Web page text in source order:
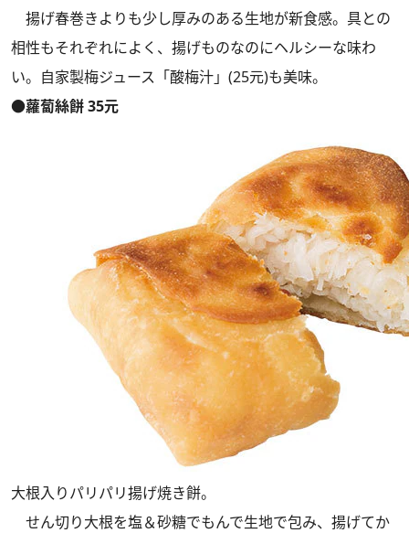
揚げ春巻きよりも少し厚みのある生地が新食感。具との
相性もそれぞれによく、揚げものなのにヘルシーな味わ
い。自家製梅ジュース「酸梅汁」(25元)も美味。
●蘿蔔絲餅 35元
大根入りパリパリ揚げ焼き餅。
せん切り大根を塩＆砂糖でもんで生地で包み、揚げてか